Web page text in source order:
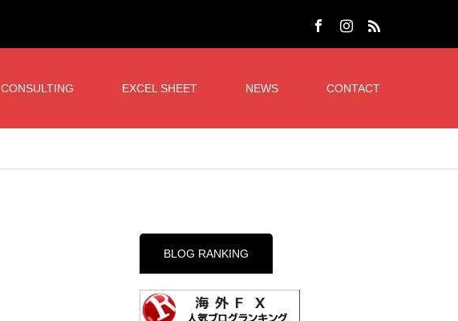
CONSULTING EXCEL SHEET NEWS CONTACT
BLOG RANKING